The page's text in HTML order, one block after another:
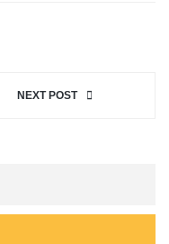
NEXT POST